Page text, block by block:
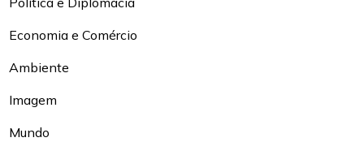
Economia e Comércio
Ambiente
Imagem
Mundo